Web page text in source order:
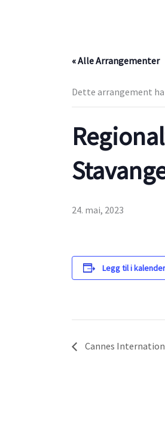
« Alle Arrangementer
Dette arrangement
24. mai, 2023
Legg til i kalender
Cannes